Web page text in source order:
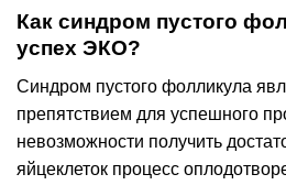
Как синдром пустого
успех ЭКО?
Синдром пустого фолликула
препятствием для успешного
невозможности получить
яйцеклеток процесс